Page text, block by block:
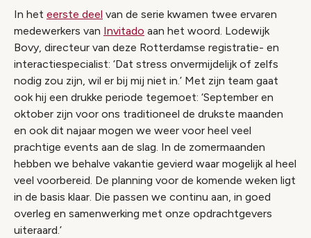
In het eerste deel van de serie kwamen twee ervaren
medewerkers van Invitado aan het woord. Lodewijk
Bovy, directeur van deze Rotterdamse registratie- en
interactiespecialist: ‘Dat stress onvermijdelijk of zelfs
nodig zou zijn, wil er bij mij niet in.’ Met zijn team gaat
ook hij een drukke periode tegemoet: ‘September en
oktober zijn voor ons traditioneel de drukste maanden
en ook dit najaar mogen we weer voor heel veel
prachtige events aan de slag. In de zomermaanden
hebben we behalve vakantie gevierd waar mogelijk al heel
veel voorbereid. De planning voor de komende weken ligt
in de basis klaar. Die passen we continu aan, in goed
overleg en samenwerking met onze opdrachtgevers
uiteraard.’